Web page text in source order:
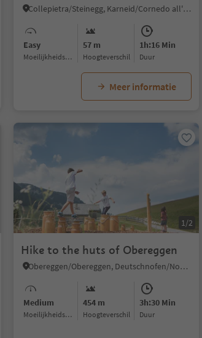
Collepietra/Steinegg, Karneid/Cornedo all'Isarco, Dolomites Region Eggental
Easy
Moeilijkheidsgraad
57 m
Hoogteverschil
1h:16 Min
Duur
Meer informatie
1/2
Hike to the huts of Obereggen
Obereggen/Obereggen, Deutschnofen/Nova Ponente, Dolomites Region Eggental
Medium
Moeilijkheidsgraad
454 m
Hoogteverschil
3h:30 Min
Duur